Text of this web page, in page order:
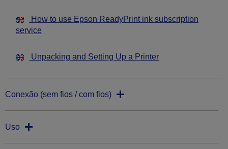
How to use Epson ReadyPrint ink subscription
service
Unpacking and Setting Up a Printer
Conexão (sem fios / com fios)
Uso